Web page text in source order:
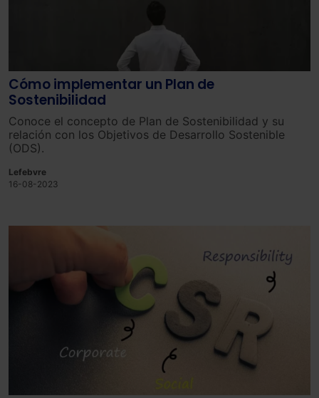
Cómo implementar un Plan de
Sostenibilidad
Conoce el concepto de Plan de Sostenibilidad y su
relación con los Objetivos de Desarrollo Sostenible
(ODS).
Lefebvre
16-08-2023